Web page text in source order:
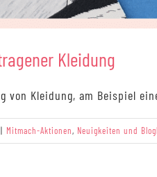
Kleidung
von Kleidung, am Beispiel
| Mitmach-Aktionen, Neuigkeiten und